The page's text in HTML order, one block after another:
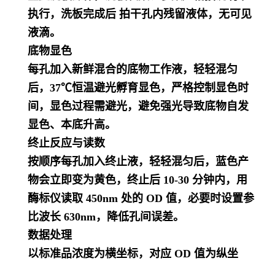
执行，洗板完成后 拍干孔内残留液体，无可见
液滴。
底物显色
每孔加入新鲜混合的底物工作液，轻轻混匀
后，37℃恒温避光孵育显色，严格控制显色时
间，显色过程需避光，避免强光导致底物自发
显色、本底升高。
终止反应与读数
按顺序每孔加入终止液，轻轻混匀后，蓝色产
物会立即变为黄色，终止后 10-30 分钟内，用
酶标仪读取 450nm 处的 OD 值，必要时设置参
比波长 630nm，降低孔间误差。
数据处理
以标准品浓度为横坐标，对应 OD 值为纵坐